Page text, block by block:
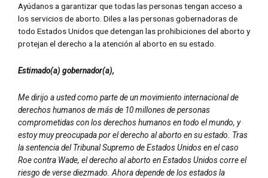
Ayúdanos a garantizar que todas las personas tengan acceso a
los servicios de aborto. Diles a las personas gobernadoras de
todo Estados Unidos que detengan las prohibiciones del aborto y
protejan el derecho a la atención al aborto en su estado.
Estimado(a) gobernador(a),
Me dirijo a usted como parte de un movimiento internacional de
derechos humanos de más de 10 millones de personas
comprometidas con los derechos humanos en todo el mundo, y
estoy muy preocupada por el derecho al aborto en su estado. Tras
la sentencia del Tribunal Supremo de Estados Unidos en el caso
Roe contra Wade, el derecho al aborto en Estados Unidos corre el
riesgo de verse diezmado. Ahora depende de los estados la